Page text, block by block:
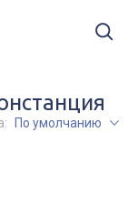
По умолчанию